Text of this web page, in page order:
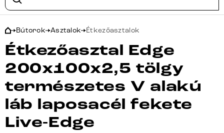
Bútorok Asztalok Étkezőasztalok
Étkezőasztal Edge
200x100x2,5 tölgy
természetes V alakú
láb laposacél fekete
Live-Edge